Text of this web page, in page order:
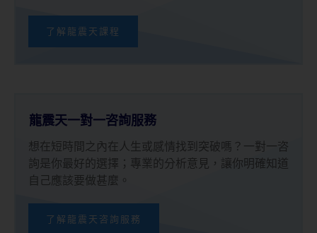
了解龍震天課程
龍震天一對一咨詢服務
想在短時間之內在人生或感情找到突破嗎？一對一咨
詢是你最好的選擇；專業的分析意見，讓你明確知道
自己應該要做甚麼。
了解龍震天咨詢服務